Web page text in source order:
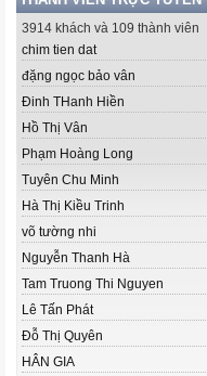
3914 khách và 109 thành viên
chim tien dat
đặng ngọc bảo vân
Đinh THanh Hiền
Hồ Thị Vân
Phạm Hoàng Long
Tuyên Chu Minh
Hà Thị Kiều Trinh
võ tường nhi
Nguyễn Thanh Hà
Tam Truong Thi Nguyen
Lê Tấn Phát
Đỗ Thị Quyên
HÂN GIA